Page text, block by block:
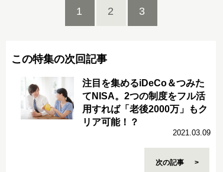
1 2 3
この特集の次回記事
注目を集めるiDeCo＆つみた
てNISA。2つの制度をフル活
用すれば「老後2000万」もク
リア可能！？
2021.03.09
次の記事